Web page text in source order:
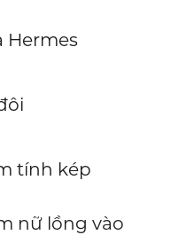
Hermes
tính kép
nữ lồng vào